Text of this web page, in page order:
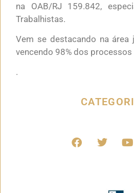
na OAB/RJ 159.842,
Trabalhistas.
Vem se destacando na área
vencendo 98% dos processos
.